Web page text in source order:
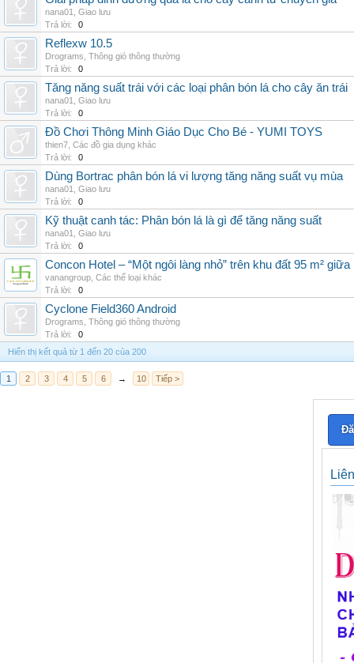
nana01
Giao lưu
Trả lời:
0
Reflexw 10.5
Drograms Thông gió thông thường
Trả lời:
0
Tăng năng suất trái với các loại phân bón lá cho cây ăn trái
nana01
Giao lưu
Trả lời:
0
Đồ Chơi Thông Minh Giáo Dục Cho Bé - YUMI TOYS
thien7 Các đồ gia dụng khác
Trả lời:
0
Dùng Bortrac phân bón lá vi lượng tăng năng suất vụ mùa
nana01
Giao lưu
Trả lời:
0
Kỹ thuật canh tác: Phân bón lá là gì để tăng năng suất
nana01
Giao lưu
Trả lời:
0
Concon Hotel – “Một ngôi làng nhỏ” trên khu đất 95 m²
vanangroup Các thể loại khác
Trả lời:
0
Cyclone Field360 Android
Drograms Thông gió thông thường
Trả lời:
0
Hiển thị kết quả từ 1 đến 20 của 200
1 2 3 4 5 6 → 10 Tiếp >